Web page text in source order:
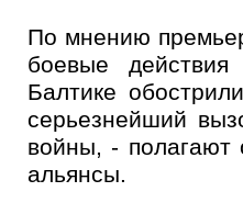
По мнению
боевые
Балтике
серьезнейший
войны, -
альянсы.